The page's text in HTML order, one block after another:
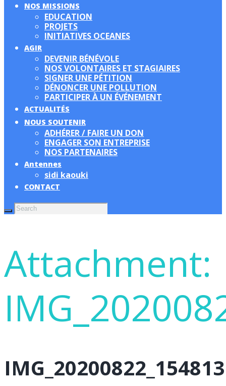
NOS MISSIONS
EDUCATION
PROJETS
INITIATIVES OCEANES
AGIR
DEVENIR BÉNÉVOLE
NOS VOLONTAIRES ET STAGIAIRES
SIGNER UNE PÉTITION
DÉNONCER UNE POLLUTION
PARTICIPER À UN ÉVÉNEMENT
ACTUALITÉS
NOUS SOUTENIR
ADHÉRER / FAIRE UN DON
ENGAGER SON ENTREPRISE
NOS PARTENAIRES
Antennes
sidi kaouki
CONTACT
Attachment:
IMG_20200822_154813